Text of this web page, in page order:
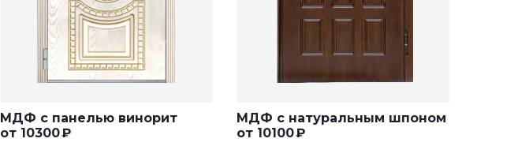
МДФ с панелью винорит
от 10300₽
МДФ с натуральным шпоном
от 10100₽